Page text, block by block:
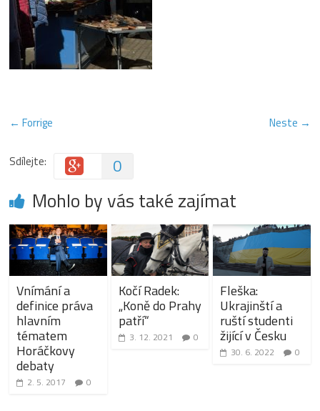
← Forrige Neste →
Sdílejte: 0
Mohlo by vás také zajímat
Vnímání a
definice práva
hlavním
tématem
Horáčkovy
debaty
2. 5. 2017 0
Kočí Radek:
„Koně do Prahy
patří“
3. 12. 2021 0
Fleška:
Ukrajinští a
ruští studenti
žijící v Česku
30. 6. 2022 0